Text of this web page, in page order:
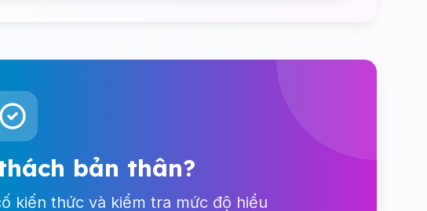
bản thân?
kiến thức và kiểm tra mức độ hiểu